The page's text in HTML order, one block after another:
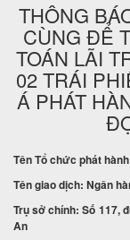
THÔNG
CÙNG ĐỂ
TOÁN LÃI
02 TRÁI
Á PHÁT
Tên Tổ chức phát
Tên giao dịch: Ngân
Trụ sở chính: Số 117,
An